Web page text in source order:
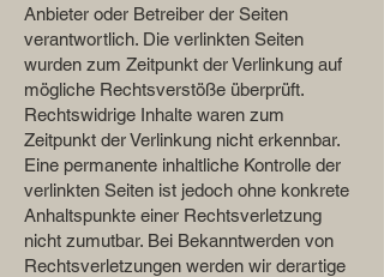
Anbieter oder Betreiber der Seiten
verantwortlich. Die verlinkten Seiten
wurden zum Zeitpunkt der Verlinkung auf
mögliche Rechtsverstöße überprüft.
Rechtswidrige Inhalte waren zum
Zeitpunkt der Verlinkung nicht erkennbar.
Eine permanente inhaltliche Kontrolle der
verlinkten Seiten ist jedoch ohne konkrete
Anhaltspunkte einer Rechtsverletzung
nicht zumutbar. Bei Bekanntwerden von
Rechtsverletzungen werden wir derartige